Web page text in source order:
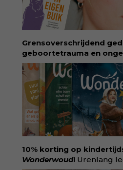
Grensoverschrijdend
geboortetrauma en
geboortezorg:in Baas in
filosoof en vroedvrouw
persoonlijke ervaringen
onrecht en introduceert
rechtvaardigheid als een
praktijk van zorg. Voor
begrijpen wat er speelt
en geboorte. Koop het
singeluitgeverijen.nl/nijgh-
ditmar/boek/baas-in-
10% korting op
Wonderwoud! Urenlang